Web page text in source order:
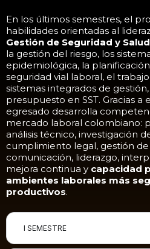
En los últimos semestres, el
habilidades orientadas al
Gestión de Seguridad y
la gestión del riesgo, los
epidemiológica, la
seguridad vial laboral, el
sistemas integrados de
presupuesto en SST. Gracias a
egresado desarrolla
mercado laboral colombiano:
análisis técnico, investigación
cumplimiento legal, gestión
comunicación, liderazgo,
mejora continua y capacidad
ambientes laborales más
productivos.
I SEMESTRE